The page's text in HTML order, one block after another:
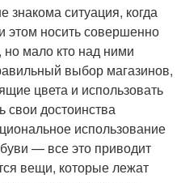
знакома ситуация, когда
носить совершенно
мало кто над ними
выбор магазинов,
цвета и использовать
свои достоинства
использование
— все это приводит
вещи, которые лежат